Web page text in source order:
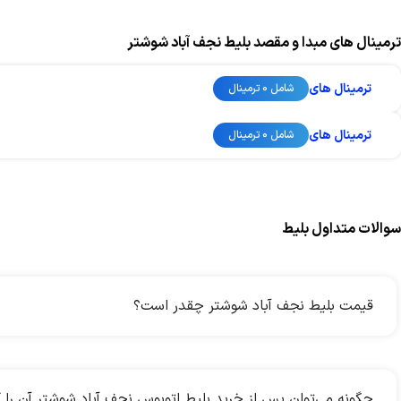
ترمینال های مبدا و مقصد بلیط نجف آباد شوشتر
ترمینال های شامل 0 ترمینال
ترمینال های شامل 0 ترمینال
سوالات متداول بلیط
قیمت بلیط نجف آباد شوشتر چقدر است؟